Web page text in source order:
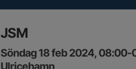
JSM
Söndag 18 feb 2024, 08:00-
Ulricehamn